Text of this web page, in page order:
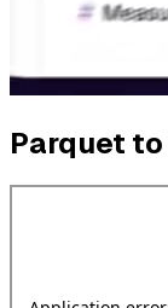
Parquet